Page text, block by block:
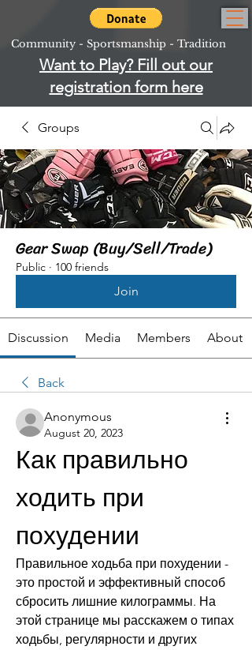
Community - Sportsmanship - Tradition
Want to Play? Fill out our
registration form here
Groups
Gear Swap (Buy/Sell/Trade)
Public · 100 friends
Join
Discussion Media Members About
Back
Anonymous
August 20, 2023
Как правильно
ходить при
похудении
Правильное ходьба при похудении -
это простой и эффективный способ
сбросить лишние килограммы. На
этой странице мы расскажем о типах
ходьбы, регулярности и других